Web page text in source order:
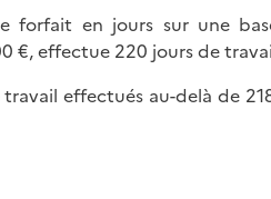
forfait en jours sur une
€, effectue 220 jours de
effectués au-delà de